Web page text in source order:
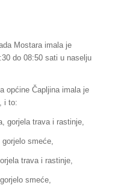
Mostara imala je
do 08:50 sati u naselju
općine Čapljina imala je
i to:
gorjela trava i rastinje,
smeće,
trava i rastinje,
smeće,